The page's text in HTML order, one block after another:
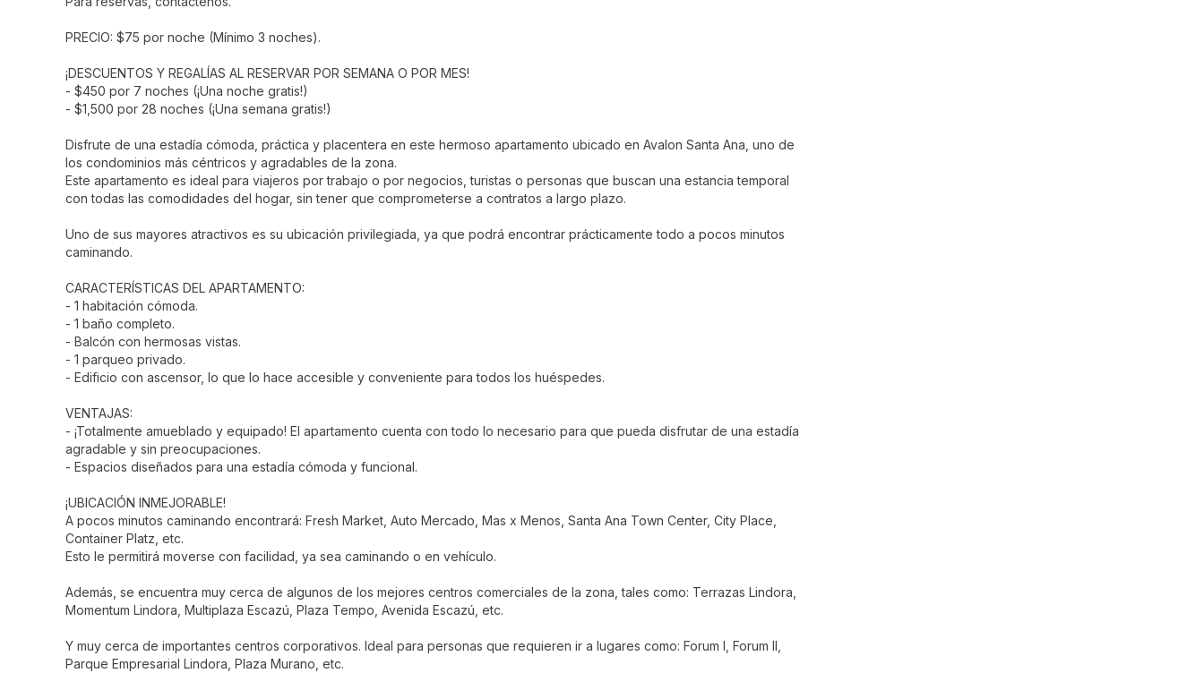
PRECIO: $75 por noche (Mínimo 3 noches).
¡DESCUENTOS Y REGALÍAS AL RESERVAR POR SEMANA O POR MES!
- $450 por 7 noches (¡Una noche gratis!)
- $1,500 por 28 noches (¡Una semana gratis!)
Disfrute de una estadía cómoda, práctica y placentera en este hermoso apartamento ubicado en Avalon Santa Ana, uno de
los condominios más céntricos y agradables de la zona.
Este apartamento es ideal para viajeros por trabajo o por negocios, turistas o personas que buscan una estancia temporal
con todas las comodidades del hogar, sin tener que comprometerse a contratos a largo plazo.
Uno de sus mayores atractivos es su ubicación privilegiada, ya que podrá encontrar prácticamente todo a pocos minutos
caminando.
CARACTERÍSTICAS DEL APARTAMENTO:
- 1 habitación cómoda.
- 1 baño completo.
- Balcón con hermosas vistas.
- 1 parqueo privado.
- Edificio con ascensor, lo que lo hace accesible y conveniente para todos los huéspedes.
VENTAJAS:
- ¡Totalmente amueblado y equipado! El apartamento cuenta con todo lo necesario para que pueda disfrutar de una estadía
agradable y sin preocupaciones.
- Espacios diseñados para una estadía cómoda y funcional.
¡UBICACIÓN INMEJORABLE!
A pocos minutos caminando encontrará: Fresh Market, Auto Mercado, Mas x Menos, Santa Ana Town Center, City Place,
Container Platz, etc.
Esto le permitirá moverse con facilidad, ya sea caminando o en vehículo.
Además, se encuentra muy cerca de algunos de los mejores centros comerciales de la zona, tales como: Terrazas Lindora,
Momentum Lindora, Multiplaza Escazú, Plaza Tempo, Avenida Escazú, etc.
Y muy cerca de importantes centros corporativos. Ideal para personas que requieren ir a lugares como: Forum I, Forum II,
Parque Empresarial Lindora, Plaza Murano, etc.